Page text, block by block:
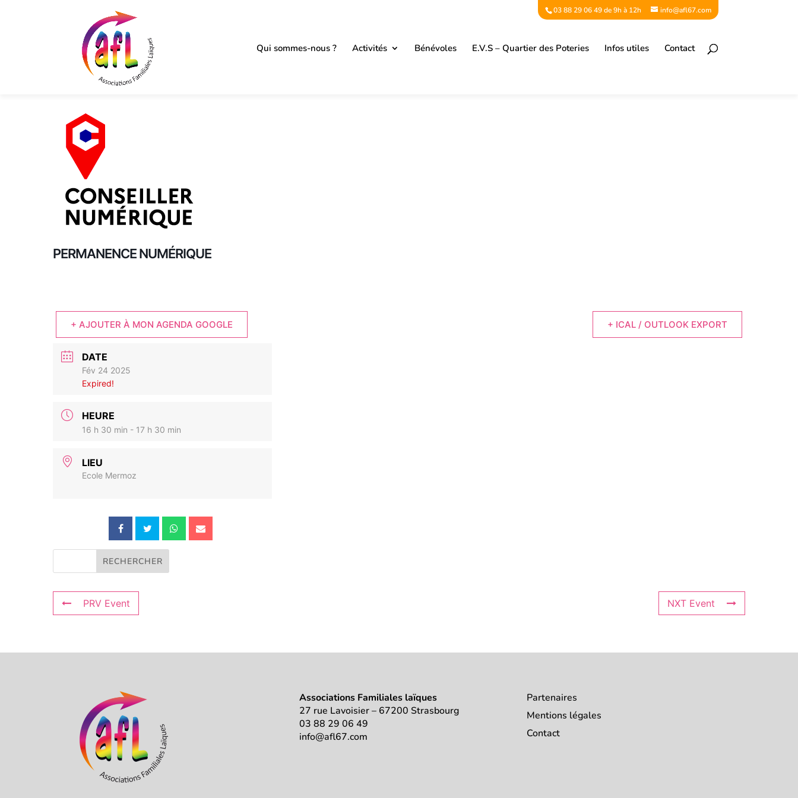
03 88 29 06 49 de 9h à 12h info@afl67.com
Qui sommes-nous ? Activités Bénévoles E.V.S – Quartier des Poteries Infos utiles Contact
PERMANENCE NUMÉRIQUE
+ AJOUTER À MON AGENDA GOOGLE + ICAL / OUTLOOK EXPORT
DATE
Fév 24 2025
Expired!
HEURE
16 h 30 min - 17 h 30 min
LIEU
Ecole Mermoz
PRV Event NXT Event
Associations Familiales laïques
27 rue Lavoisier – 67200 Strasbourg
03 88 29 06 49
info@afl67.com
Partenaires
Mentions légales
Contact